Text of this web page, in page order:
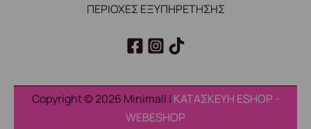
ΠΕΡΙΟΧΕΣ ΕΞΥΠΗΡΕΤΗΣΗΣ
Copyright © 2026 Minimall | ΚΑΤΑΣΚΕΥΗ ESHOP -
WEBESHOP